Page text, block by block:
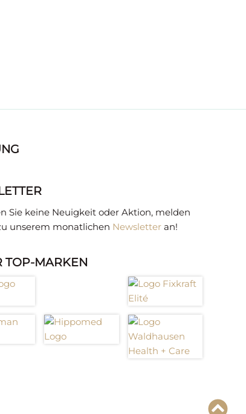
Sie keine Neuigkeit oder Aktion, melden
unserem monatlichen Newsletter an!
TOP-MARKEN